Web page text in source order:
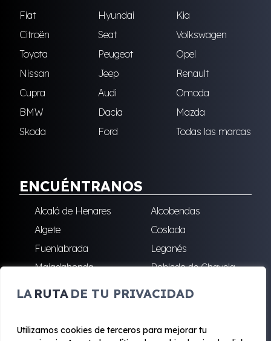
LA RUTA DE TU PRIVACIDAD
Utilizamos cookies de terceros para mejorar tu
Fiat Hyundai
Kia
Citroën
Seat
Volkswagen
Toyota
Peugeot
Opel
Nissan
Jeep
Renault
Cupra
Audi
Omoda
BMW
Dacia
Mazda
Skoda
Ford Todas las marcas
ENCUÉNTRANOS
Alcalá de Henares
Alcobendas
Algete
Coslada
Fuenlabrada
Leganés
Majadahonda
Robledo de Chavela
Reyes